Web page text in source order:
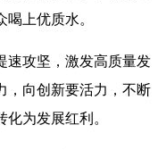
上优质水。
攻坚，激发高质量发
，向创新要活力，不断
为发展红利。